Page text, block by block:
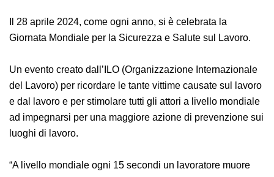
Il 28 aprile 2024, come ogni anno, si è celebrata la
Giornata Mondiale per la Sicurezza e Salute sul Lavoro.
Un evento creato dall’ILO (Organizzazione
Internazionale del Lavoro) per ricordare le tante vittime
causate sul lavoro e dal lavoro e per stimolare tutti gli
attori a livello mondiale ad impegnarsi per una
maggiore azione di prevenzione sui luoghi di lavoro.
“A livello mondiale ogni 15 secondi un lavoratore